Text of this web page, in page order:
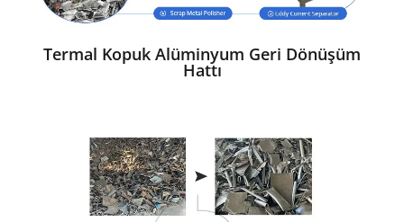
Termal Kopuk Alüminyum Geri Dönüşüm
Hattı